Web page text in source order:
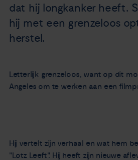
Agenda
Zorgverleners
dat hij longkanker heeft.
hij met een grenzeloos
herstel.
Letterlijk grenzeloos, want op dit
Angeles om te werken aan een
Hij vertelt zijn verhaal en wat hem
"Lotz Leeft". Hij heeft zijn nieuwe